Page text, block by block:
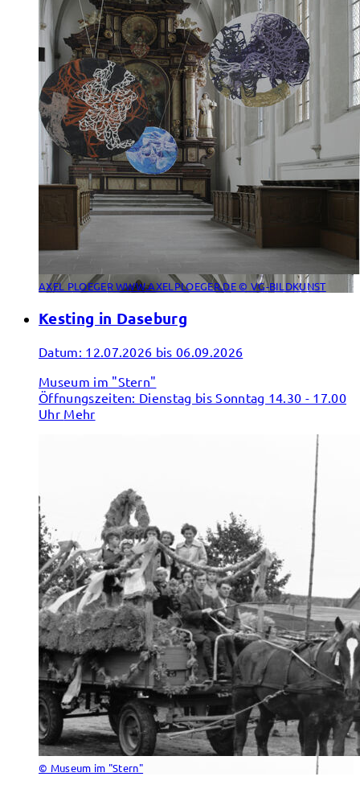
AXEL PLOEGER WWW.AXELPLOEGER.DE © VG-BILDKUNST
Kesting in Daseburg
Datum: 12.07.2026 bis 06.09.2026
Museum im "Stern"
Öffnungszeiten: Dienstag bis Sonntag 14.30 - 17.00
Uhr Mehr
© Museum im "Stern"